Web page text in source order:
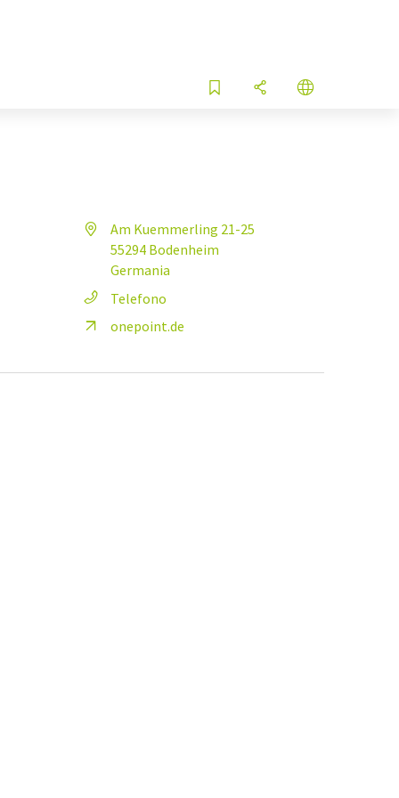
Am Kuemmerling 21-25
55294 Bodenheim
Germania
Telefono
onepoint.de